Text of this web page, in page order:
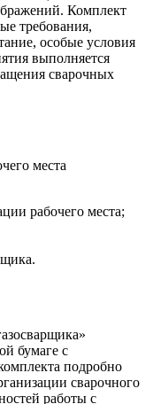
Комплект
требования,
особые условия
выполняется
сварочных
места
рабочего места;
бумаге с
подробно
сварочного
работы с